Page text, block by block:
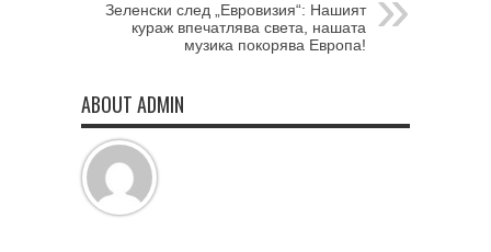
Зеленски след „Евровизия“: Нашият
кураж впечатлява света, нашата
музика покорява Европа!
ABOUT ADMIN